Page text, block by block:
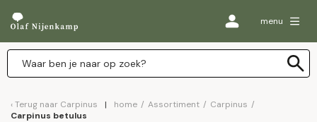
menu
Terug naar Carpinus home / Assortiment / Carpinus /
Carpinus betulus